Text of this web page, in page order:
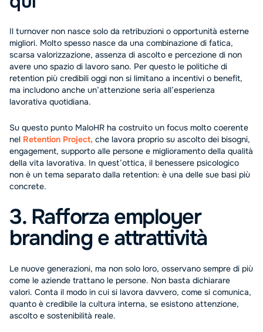
Il turnover non nasce solo da retribuzioni o opportunità esterne
migliori. Molto spesso nasce da una combinazione di fatica,
scarsa valorizzazione, assenza di ascolto e percezione di non
avere uno spazio di lavoro sano. Per questo le politiche di
retention più credibili oggi non si limitano a incentivi o benefit,
ma includono anche un’attenzione seria all’esperienza
lavorativa quotidiana.
Su questo punto MaloHR ha costruito un focus molto coerente
nel Retention Project, che lavora proprio su ascolto dei bisogni,
engagement, supporto alle persone e miglioramento della qualità
della vita lavorativa. In quest’ottica, il benessere psicologico
non è un tema separato dalla retention: è una delle sue basi più
concrete.
3. Rafforza employer
branding e attrattività
Le nuove generazioni, ma non solo loro, osservano sempre di più
come le aziende trattano le persone. Non basta dichiarare
valori. Conta il modo in cui si lavora davvero, come si comunica,
quanto è credibile la cultura interna, se esistono attenzione,
ascolto e sostenibilità reale.